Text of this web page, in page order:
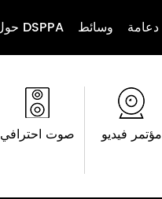
حول DSPPA وسائط دعامة
صوت احترافي مؤتمر فيديو